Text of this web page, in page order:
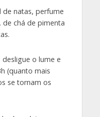
de natas, perfume
de chá de pimenta
o lume e
(quanto mais
se tornam os